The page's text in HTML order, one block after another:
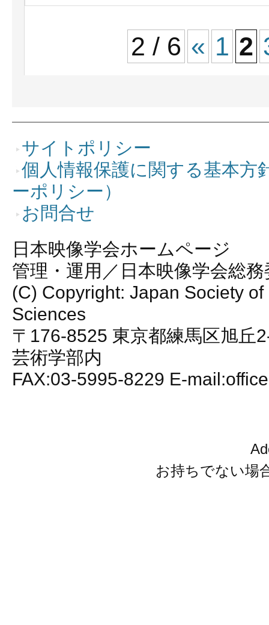
2 / 6 « 1 2
サイトポリシー
個人情報保護に関する基本方
ーポリシー）
お問合せ
日本映像学会ホームページ
管理・運用／日本映像学会総
(C) Copyright: Japan Society of
Sciences
〒176-8525 東京都練馬区旭丘
芸術学部内
FAX:03-5995-8229 E-
お持ちでない場